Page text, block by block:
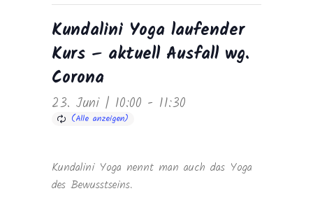
Kundalini Yoga laufender
Kurs – aktuell Ausfall wg.
Corona
23. Juni | 10:00 - 11:30
Kundalini Yoga nennt man auch das Yoga
des Bewusstseins.